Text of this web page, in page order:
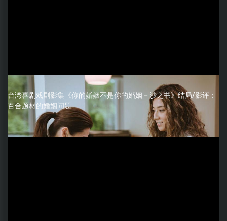
台湾喜剧戏剧影集《你的婚姻不是你的婚姻－沙之书》结局/影评：
百合题材的婚姻问题